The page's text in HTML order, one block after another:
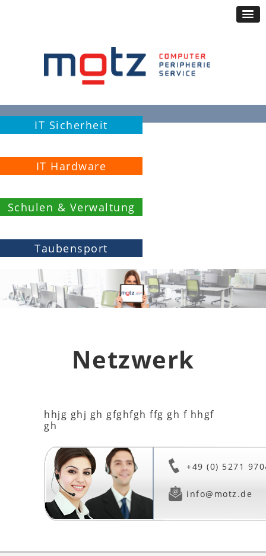
IT Sicherheit
IT Hardware
Schulen & Verwaltung
Taubensport
Netzwerk
hhjg ghj gh gfghfgh ffg gh f hhgf
gh
+49 (0) 5271
info@motz.de